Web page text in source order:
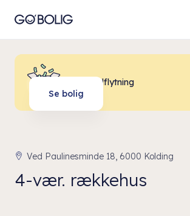
Billig indflytning
Se bolig
Ved Paulinesminde 18, 6000 Kolding
4-vær. rækkehus